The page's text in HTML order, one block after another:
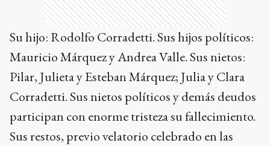
Su hijo: Rodolfo Corradetti. Sus hijos políticos:
Mauricio Márquez y Andrea Valle. Sus nietos:
Pilar, Julieta y Esteban Márquez; Julia y Clara
Corradetti. Sus nietos políticos y demás deudos
participan con enorme tristeza su fallecimiento.
Sus restos, previo velatorio celebrado en las